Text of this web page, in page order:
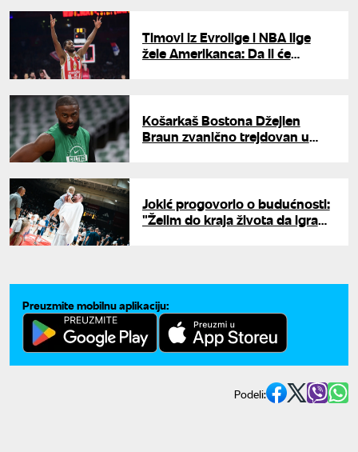
Timovi iz Evrolige i NBA lige
žele Amerikanca: Da li će
Košarkaš Bostona Džejlen
Braun zvanično trejdovan u
Jokić progovorio o budućnosti:
"Želim do kraja života da igram
Preuzmite mobilnu aplikaciju:
Podeli: